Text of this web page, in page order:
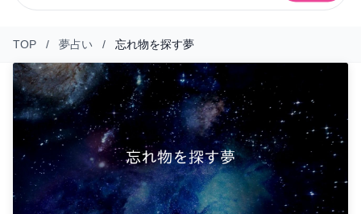
TOP / 夢占い / 忘れ物を探す夢